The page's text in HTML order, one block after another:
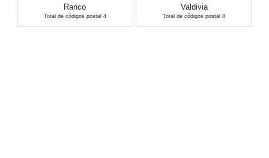
Ranco
Total de códigos postal 4
Valdivia
Total de códigos postal 8